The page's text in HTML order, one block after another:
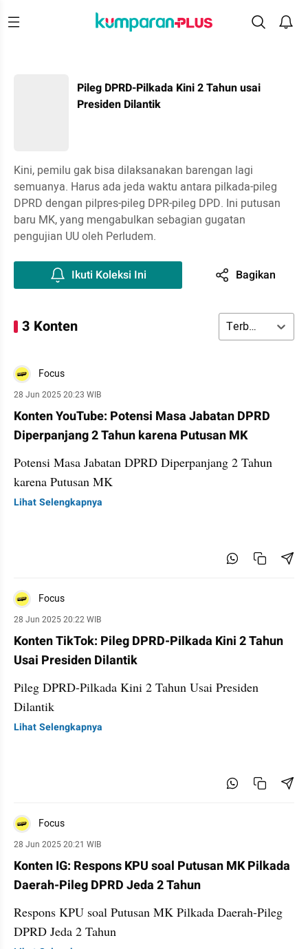
Pileg DPRD-Pilkada Kini 2 Tahun usai
Presiden Dilantik
Kini, pemilu gak bisa dilaksanakan barengan lagi
semuanya. Harus ada jeda waktu antara pilkada-pileg
DPRD dengan pilpres-pileg DPR-pileg DPD. Ini putusan
baru MK, yang mengabulkan sebagian gugatan
pengujian UU oleh Perludem.
Ikuti Koleksi Ini Bagikan
3 Konten Terbaru
Focus
28 Jun 2025 20:23 WIB
Konten YouTube: Potensi Masa Jabatan DPRD
Diperpanjang 2 Tahun karena Putusan MK
Potensi Masa Jabatan DPRD Diperpanjang 2 Tahun
karena Putusan MK
Lihat Selengkapnya
Focus
28 Jun 2025 20:22 WIB
Konten TikTok: Pileg DPRD-Pilkada Kini 2 Tahun
Usai Presiden Dilantik
Pileg DPRD-Pilkada Kini 2 Tahun Usai Presiden
Dilantik
Lihat Selengkapnya
Focus
28 Jun 2025 20:21 WIB
Konten IG: Respons KPU soal Putusan MK Pilkada
Daerah-Pileg DPRD Jeda 2 Tahun
Respons KPU soal Putusan MK Pilkada Daerah-Pileg
DPRD Jeda 2 Tahun